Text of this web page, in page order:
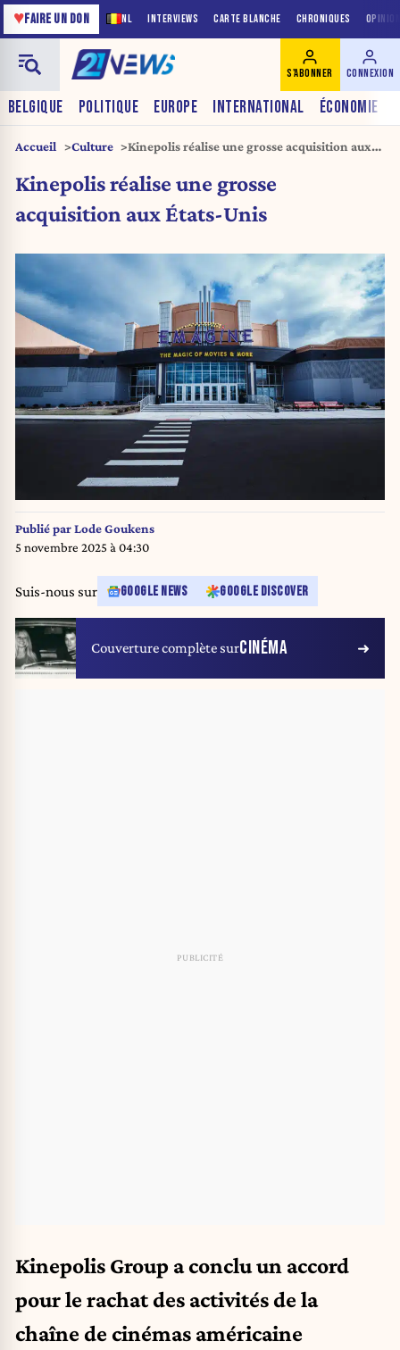
NL INTERVIEWS CARTE BLANCHE CHRONIQUES
♥FAIRE UN DON
BELGIQUE POLITIQUE EUROPE INTERNATIONAL ÉCONOMIE
S'ABONNER CONNEXION
Accueil Culture
Kinepolis réalise une grosse acquisition aux
Kinepolis réalise une grosse
acquisition aux États-Unis
Publié parLode Goukens
5 novembre 2025 à 04:30
Suis-nous sur GOOGLE NEWS GOOGLE DISCOVER
Couverture complète surCINÉMA
Kinepolis Group a conclu un accord
pour le rachat des activités de la
chaîne de cinémas américaine